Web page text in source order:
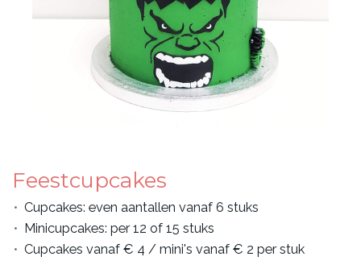
Feestcupcakes
Cupcakes: even aantallen vanaf 6 stuks
Minicupcakes: per 12 of 15 stuks
Cupcakes vanaf € 4 / mini's vanaf € 2 per stuk